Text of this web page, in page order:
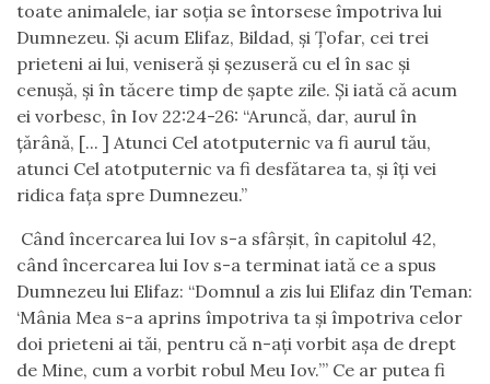
toate animalele, iar soția se întorsese împotriva lui
Dumnezeu. Și acum Elifaz, Bildad, și Țofar, cei trei
prieteni ai lui, veniseră și șezuseră cu el în sac și
cenușă, și în tăcere timp de șapte zile. Și iată că acum
ei vorbesc, în Iov 22:24-26: “Aruncă, dar, aurul în
țărână, [... ] Atunci Cel atotputernic va fi aurul tău,
atunci Cel atotputernic va fi desfătarea ta, și îți vei
ridica fața spre Dumnezeu.”
Când încercarea lui Iov s-a sfârșit, în capitolul 42,
când încercarea lui Iov s-a terminat iată ce a spus
Dumnezeu lui Elifaz: “Domnul a zis lui Elifaz din Teman:
‘Mânia Mea s-a aprins împotriva ta și împotriva celor
doi prieteni ai tăi, pentru că n-ați vorbit așa de drept
de Mine, cum a vorbit robul Meu Iov.’” Ce ar putea fi